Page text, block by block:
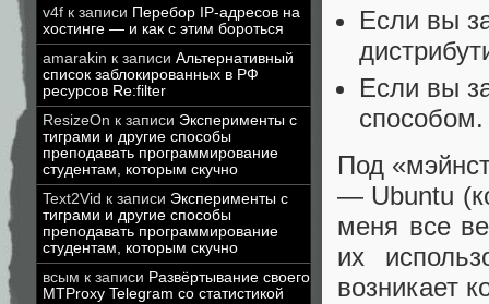
v4f к записи Перебор IP-адресов на
хостинге — и как с этим бороться
amarakin к записи Альтернативный
список заблокированных в РФ
ресурсов Re:filter
ResizeOn к записи Эксперименты с
тиграми и другие способы
преподавать программирование
студентам, которым скучно
Text2Vid к записи Эксперименты с
тиграми и другие способы
преподавать программирование
студентам, которым скучно
всым к записи Развёртывание своего
MTProxy Telegram со статистикой
Если вы
Если вы
способом.
Под
— Ubuntu
меня все
их
возникает